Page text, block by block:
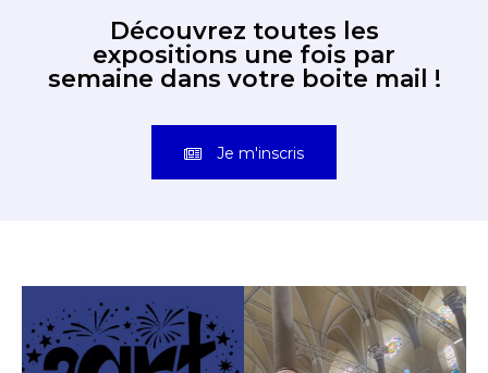
Découvrez toutes les
expositions une fois par
semaine dans votre boite mail !
Je m'inscris